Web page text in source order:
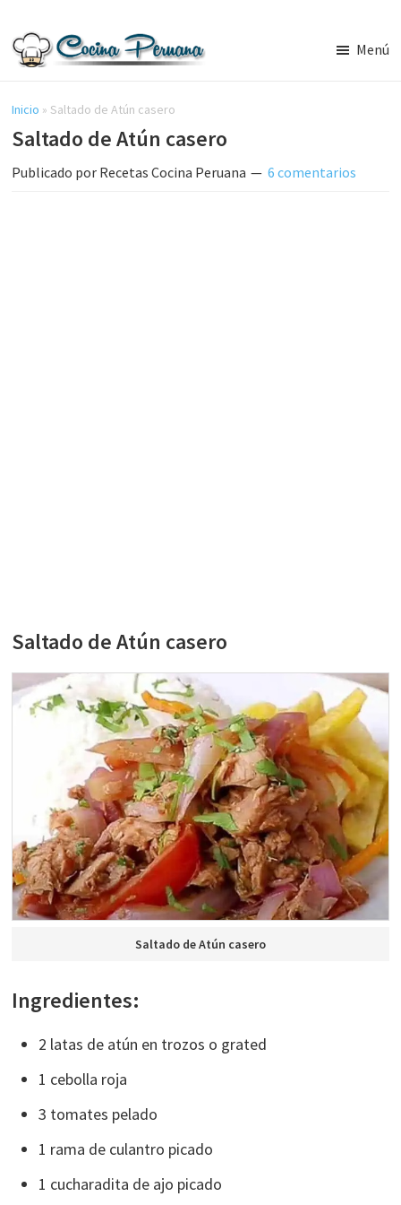
contenido
lateral
principal
Cocina
Peruana,
Recetas
de
Comida
Menú
Inicio » Saltado de Atún casero
Saltado de Atún casero
Publicado por Recetas Cocina Peruana 6 comentarios
Saltado de Atún casero
Saltado de Atún casero
Ingredientes:
2 latas de atún en trozos o grated
1 cebolla roja
3 tomates pelado
1 rama de culantro picado
1 cucharadita de ajo picado